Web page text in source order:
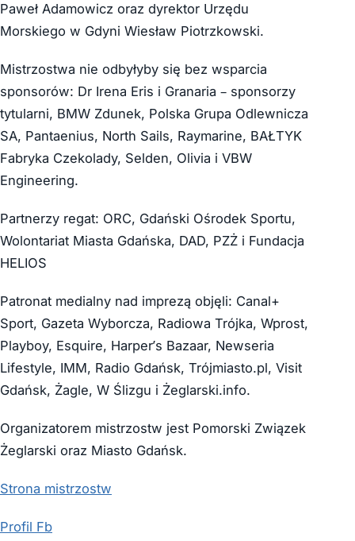
Paweł Adamowicz oraz dyrektor Urzędu
Morskiego w Gdyni Wiesław Piotrzkowski.
Mistrzostwa nie odbyłyby się bez wsparcia
sponsorów: Dr Irena Eris i Granaria – sponsorzy
tytularni, BMW Zdunek, Polska Grupa Odlewnicza
SA, Pantaenius, North Sails, Raymarine, BAŁTYK
Fabryka Czekolady, Selden, Olivia i VBW
Engineering.
Partnerzy regat: ORC, Gdański Ośrodek Sportu,
Wolontariat Miasta Gdańska, DAD, PZŻ i Fundacja
HELIOS
Patronat medialny nad imprezą objęli: Canal+
Sport, Gazeta Wyborcza, Radiowa Trójka, Wprost,
Playboy, Esquire, Harper’s Bazaar, Newseria
Lifestyle, IMM, Radio Gdańsk, Trójmiasto.pl, Visit
Gdańsk, Żagle, W Ślizgu i Żeglarski.info.
Organizatorem mistrzostw jest Pomorski Związek
Żeglarski oraz Miasto Gdańsk.
Strona mistrzostw
Profil Fb